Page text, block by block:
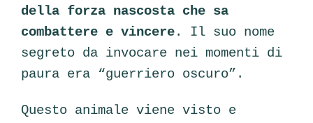
della forza nascosta che sa
combattere e vincere. Il suo nome
segreto da invocare nei momenti di
paura era “guerriero oscuro”.
Questo animale viene visto e